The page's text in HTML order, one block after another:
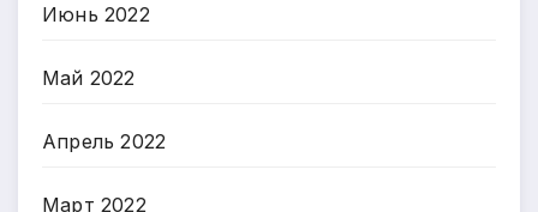
Июнь 2022
Май 2022
Апрель 2022
Март 2022